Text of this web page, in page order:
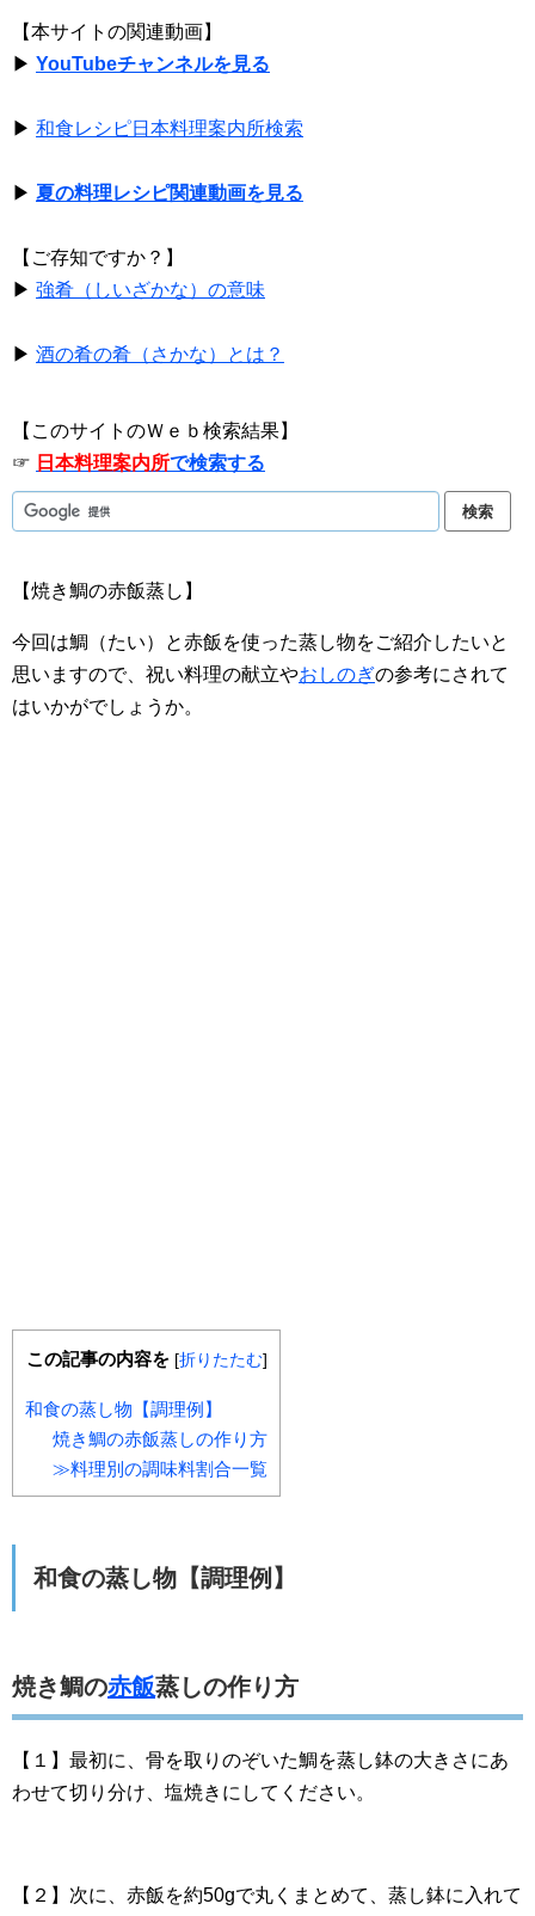
【本サイトの関連動画】
▶ YouTubeチャンネルを見る
▶ 和食レシピ日本料理案内所検索
▶ 夏の料理レシピ関連動画を見る
【ご存知ですか？】
▶ 強肴（しいざかな）の意味
▶ 酒の肴の肴（さかな）とは？
【このサイトのＷｅｂ検索結果】
☞ 日本料理案内所で検索する
【焼き鯛の赤飯蒸し】
今回は鯛（たい）と赤飯を使った蒸し物をご紹介したいと
思いますので、祝い料理の献立やおしのぎの参考にされて
はいかがでしょうか。
この記事の内容を [折りたたむ]
和食の蒸し物【調理例】
焼き鯛の赤飯蒸しの作り方
≫料理別の調味料割合一覧
和食の蒸し物【調理例】
焼き鯛の赤飯蒸しの作り方
【１】最初に、骨を取りのぞいた鯛を蒸し鉢の大きさにあ
わせて切り分け、塩焼きにしてください。
【２】次に、赤飯を約50gで丸くまとめて、蒸し鉢に入れて